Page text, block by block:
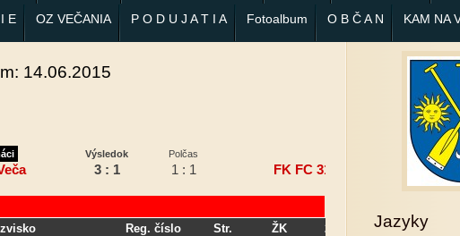
E OZ VEČANIA P O D U J A T I A Fotoalbum O B Č A N KAM NA
14.06.2015
Výsledok Polčas
3 : 1 1 : 1 FK FC 31 Jarok
Reg. číslo Str. ŽK 2ŽK
ČK
Jazyky